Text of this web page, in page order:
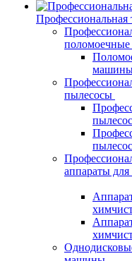
Профессиональная
пылесосы
аппараты